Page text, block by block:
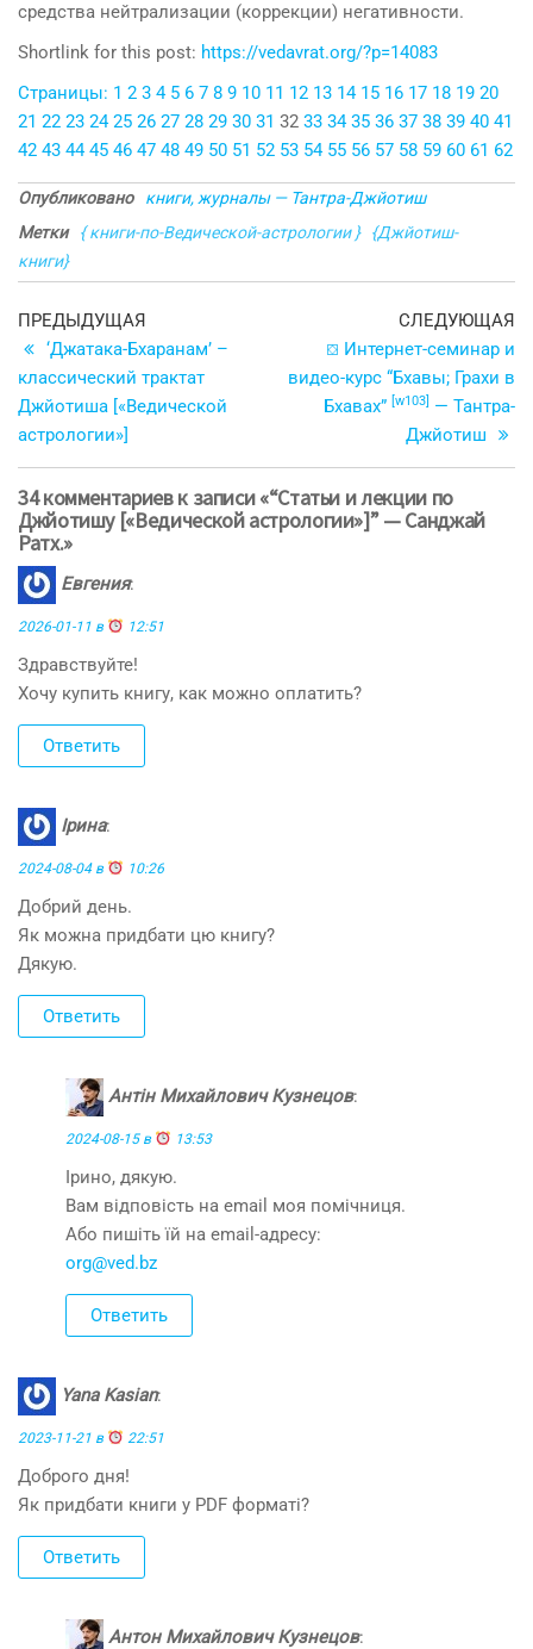
средства нейтрализации (коррекции) негативности.
Shortlink for this post: https://vedavrat.org/?p=14083
Страницы: 1 2 3 4 5 6 7 8 9 10 11 12 13 14 15 16 17 18 19 20
21 22 23 24 25 26 27 28 29 30 31 32 33 34 35 36 37 38 39 40 41
42 43 44 45 46 47 48 49 50 51 52 53 54 55 56 57 58 59 60 61 62
Опубликовано
книги, журналы — Тантра-Джйотиш
Метки
{ книги-по-Ведической-астрологии }
{Джйотиш-
книги}
Навигация
по
записям
Предыдущая
запись
ПРЕДЫДУЩАЯ
‘Джатака-Бхаранам’ –
классический трактат
Джйотиша [«Ведической
астрологии»]
СЛЕДУЮЩАЯ
⛋ Интернет-семинар и
видео-курс “Бхавы; Грахи в
Бхавах” [w103]
— Тантра-
Джйотиш
34 комментариев к записи «“Статьи и лекции по
Джйотишу [«Ведической астрологии»]” — Санджай
Ратх.»
Евгения:
2026-01-11 в 12:51
Здравствуйте!
Хочу купить книгу, как можно оплатить?
Ответить
Ірина:
2024-08-04 в 10:26
Добрий день.
Як можна придбати цю книгу?
Дякую.
Ответить
Антін Михайлович Кузнецов:
2024-08-15 в 13:53
Ірино, дякую.
Вам відповість на email моя помічниця.
Або пишіть їй на email-адресу:
org@ved.bz
Ответить
Yana Kasian:
2023-11-21 в 22:51
Доброго дня!
Як придбати книги у PDF форматі?
Ответить
Антон Михайлович Кузнецов: